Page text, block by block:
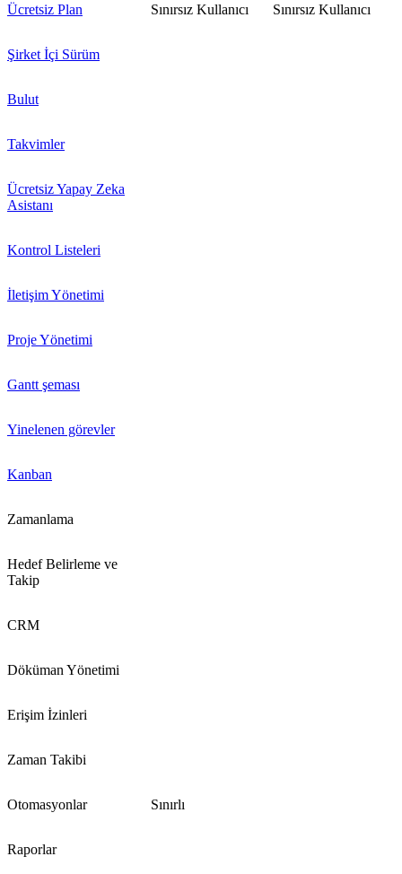
Ücretsiz Plan Sınırsız Kullanıcı Sınırsız Kullanıcı
Şirket İçi Sürüm
Bulut
Takvimler
Ücretsiz Yapay Zeka
Asistanı
Kontrol Listeleri
İletişim Yönetimi
Proje Yönetimi
Gantt şeması
Yinelenen görevler
Kanban
Zamanlama
Hedef Belirleme ve
Takip
CRM
Döküman Yönetimi
Erişim İzinleri
Zaman Takibi
Otomasyonlar Sınırlı
Raporlar